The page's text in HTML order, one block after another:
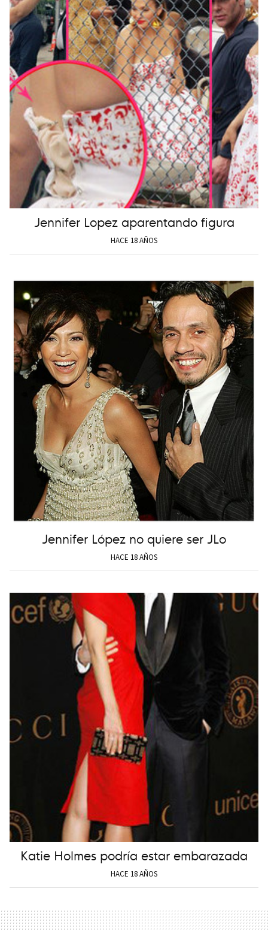
Jennifer Lopez aparentando figura
HACE 18 AÑOS
Jennifer López no quiere ser JLo
HACE 18 AÑOS
Katie Holmes podría estar embarazada
HACE 18 AÑOS